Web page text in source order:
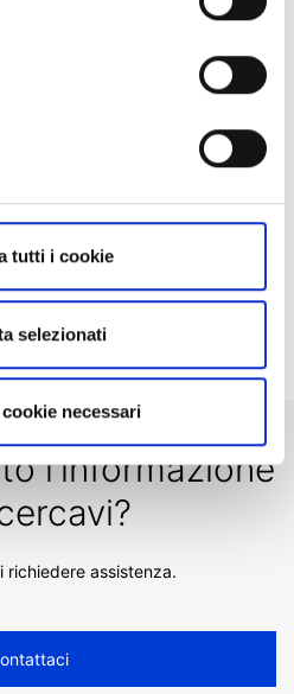
tutti i cookie
selezionati
necessari
Shares) Fee?
USA
l'informazione
richiedere assistenza.